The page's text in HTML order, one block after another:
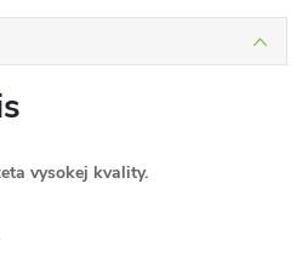
vysokej kvality.